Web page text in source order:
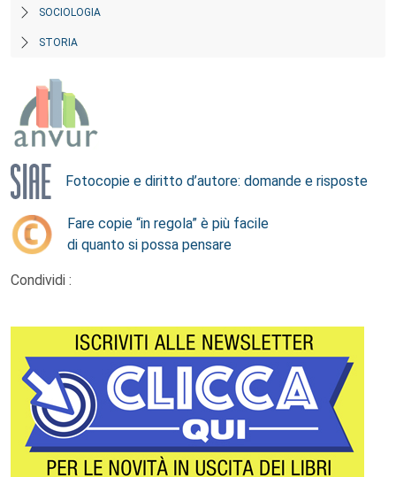
SOCIOLOGIA
STORIA
Fotocopie e diritto d’autore: domande e risposte
Fare copie “in regola” è più facile
di quanto si possa pensare
Condividi :